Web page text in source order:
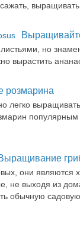
но
вырастить
розмарина
легко
они
не выходя из
обычную